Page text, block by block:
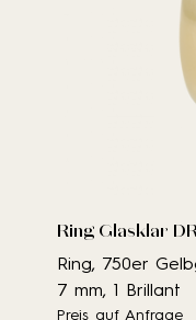
Ring Glasklar
Ring, 750er
7 mm, 1 Brillant
Preis auf Anfrage